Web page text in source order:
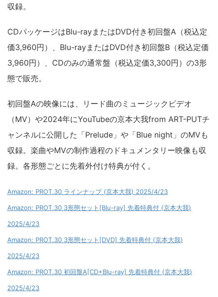
収録。
CDパッケージはBlu-rayまたはDVD付き初回盤A（税込定
価3,960円）、Blu-rayまたはDVD付き初回盤B（税込定価
3,960円）、CDのみの通常盤（税込定価3,300円）の3形
態で販売。
初回盤Aの映像には、リード曲のミュージックビデオ
（MV）や2024年にYouTubeの京本大我from ART-PUTチ
ャンネルに公開した「Prelude」や「Blue night」のMVも
収録。楽曲やMVの制作過程のドキュメンタリー映像も収
録。各形態ごとに先着外付け特典が付く。
Amazon: PROT.30 ラインナップ (京本大我) 2025/4/23
Amazon: PROT.30 3形態セット[Blu-ray] 先着特典付 (京本大我)
2025/4/23
Amazon: PROT.30 3形態セット[DVD] 先着特典付 (京本大我)
2025/4/23
Amazon: PROT.30 初回盤A[CD+Blu-ray] 先着特典付 (京本大我)
2025/4/23